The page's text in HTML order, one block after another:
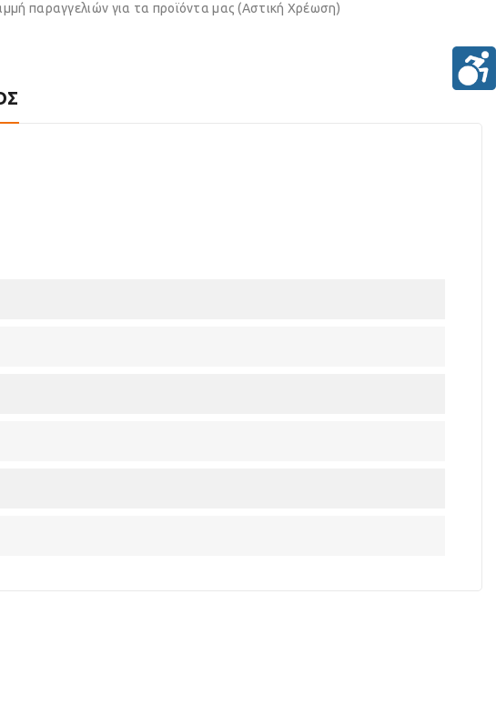
παραγγελιών για τα προϊόντα μας (Αστική Χρέωση)